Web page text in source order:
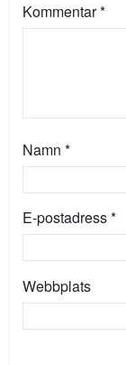
Kommentar*
Namn *
E-postadress*
Webbplats